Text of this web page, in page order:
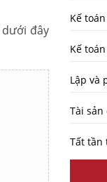
đây
Kế toán
Kế
Lập và
Tài sản
Tất tần